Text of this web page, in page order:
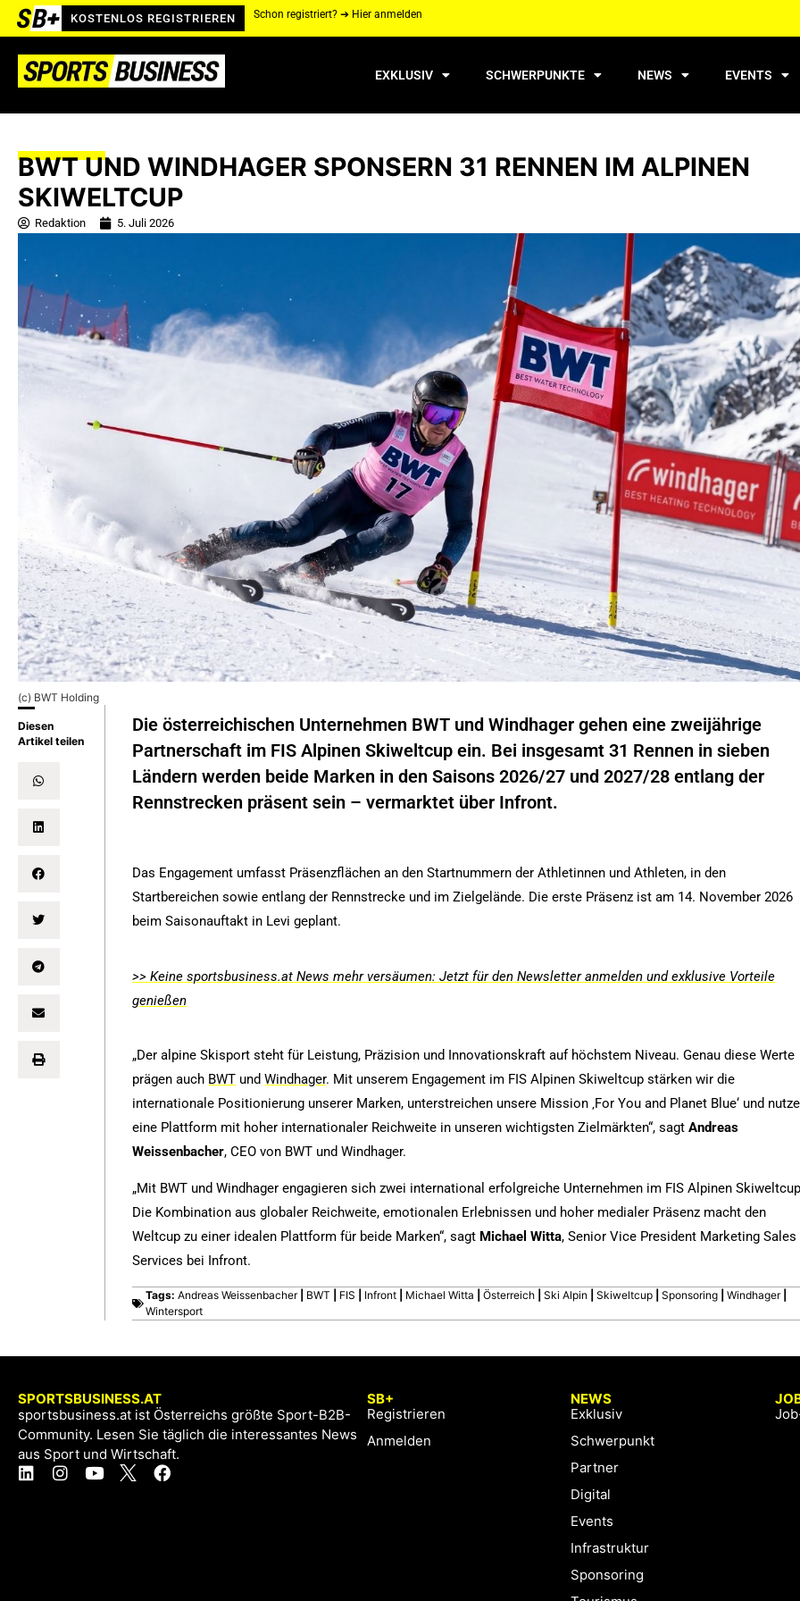
KOSTENLOS REGISTRIEREN Schon registriert? ➔ Hier anmelden
EXKLUSIV SCHWERPUNKTE NEWS EVENTS
BWT UND WINDHAGER SPONSERN 31 RENNEN IM ALPINEN
SKIWELTCUP
Redaktion 5. Juli 2026
(c) BWT Holding
Diesen
Artikel teilen
Die österreichischen Unternehmen BWT und Windhager gehen eine zweijährige
Partnerschaft im FIS Alpinen Skiweltcup ein. Bei insgesamt 31 Rennen in sieben
Ländern werden beide Marken in den Saisons 2026/27 und 2027/28 entlang der
Rennstrecken präsent sein – vermarktet über Infront.
Das Engagement umfasst Präsenzflächen an den Startnummern der Athletinnen und Athleten, in den
Startbereichen sowie entlang der Rennstrecke und im Zielgelände. Die erste Präsenz ist am 14. November 2026
beim Saisonauftakt in Levi geplant.
>> Keine sportsbusiness.at News mehr versäumen: Jetzt für den Newsletter anmelden und exklusive Vorteile
genießen
„Der alpine Skisport steht für Leistung, Präzision und Innovationskraft auf höchstem Niveau. Genau diese Werte
prägen auch BWT undWindhager. Mit unserem Engagement im FIS Alpinen Skiweltcup stärken wir die
internationale Positionierung unserer Marken, unterstreichen unsere Mission ‚For You and Planet Blue‘ und
eine Plattform mit hoher internationaler Reichweite in unseren wichtigsten Zielmärkten“, sagtAndreas
Weissenbacher, CEO von BWT und Windhager.
„Mit BWT und Windhager engagieren sich zwei international erfolgreiche Unternehmen im FIS Alpinen
Die Kombination aus globaler Reichweite, emotionalen Erlebnissen und hoher medialer Präsenz macht den
Weltcup zu einer idealen Plattform für beide Marken“, sagt Michael Witta, Senior Vice President Marketing Sales
Services bei Infront.
Tags:Andreas Weissenbacher| BWT FIS Infront Michael Witta |Österreich |Ski Alpin |Skiweltcup |Sponsoring |Windhager|
Wintersport
SPORTSBUSINESS.AT
sportsbusiness.at ist Österreichs größte Sport-B2B-
Community. Lesen Sie täglich die interessantes News
aus Sport und Wirtschaft.
SB+
Registrieren
Anmelden
NEWS
Exklusiv
Schwerpunkt
Partner
Digital
Events
Infrastruktur
Sponsoring